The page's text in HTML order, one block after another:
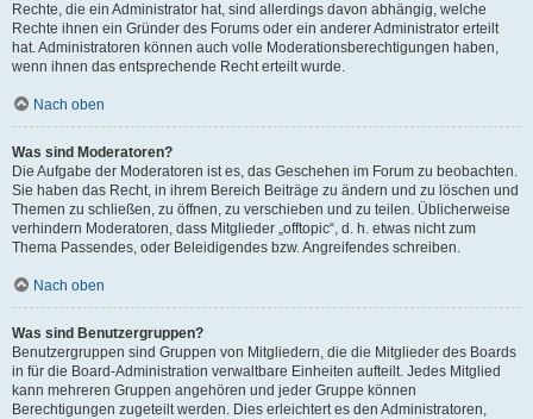
Rechte, die ein Administrator hat, sind allerdings davon abhängig, welche
Rechte ihnen ein Gründer des Forums oder ein anderer Administrator erteilt
hat. Administratoren können auch volle Moderationsberechtigungen haben,
wenn ihnen das entsprechende Recht erteilt wurde.
Nach oben
Was sind Moderatoren?
Die Aufgabe der Moderatoren ist es, das Geschehen im Forum zu beobachten.
Sie haben das Recht, in ihrem Bereich Beiträge zu ändern und zu löschen und
Themen zu schließen, zu öffnen, zu verschieben und zu teilen. Üblicherweise
verhindern Moderatoren, dass Mitglieder „offtopic“, d. h. etwas nicht zum
Thema Passendes, oder Beleidigendes bzw. Angreifendes schreiben.
Nach oben
Was sind Benutzergruppen?
Benutzergruppen sind Gruppen von Mitgliedern, die die Mitglieder des Boards
in für die Board-Administration verwaltbare Einheiten aufteilt. Jedes Mitglied
kann mehreren Gruppen angehören und jeder Gruppe können
Berechtigungen zugeteilt werden. Dies erleichtert es den Administratoren,